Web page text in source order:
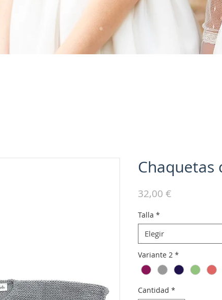
Chaquetas
32,00 €Precio
Talla *
Elegir
Variante 2 *
Cantidad *